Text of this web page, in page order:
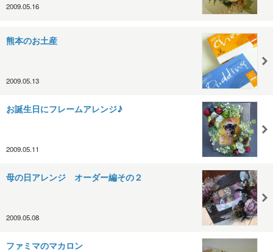
2009.05.16
熊本のお土産
2009.05.13
お誕生日にフレームアレンジ♪
2009.05.11
母の日アレンジ オーダー編その２
2009.05.08
ファミマのマカロン